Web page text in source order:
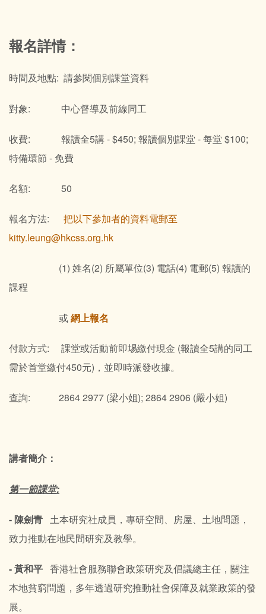
報名詳情：
時間及地點: 請參閱個別課堂資料
對象: 中心督導及前線同工
收費: 報讀全5講 - $450; 報讀個別課堂 - 每堂 $100;
特備環節 - 免費
名額: 50
報名方法: 把以下參加者的資料電郵至
kitty.leung@hkcss.org.hk
(1) 姓名(2) 所屬單位(3) 電話(4) 電郵(5) 報讀的
課程
或網上報名
付款方式: 課堂或活動前即埸繳付現金 (報讀全5講的同工
需於首堂繳付450元)，並即時派發收據。
查詢: 2864 2977 (梁小姐); 2864 2906 (嚴小姐)
講者簡介：
第一節課堂:
- 陳劍青 土本研究社成員，專研空間、房屋、土地問題，
致力推動在地民間研究及教學。
- 黃和平 香港社會服務聯會政策研究及倡議總主任，關注
本地貧窮問題，多年透過研究推動社會保障及就業政策的發
展。